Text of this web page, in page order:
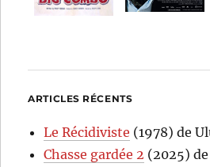
ARTICLES RÉCENTS
Le Récidiviste (1978) de
Chasse gardée 2 (2025)